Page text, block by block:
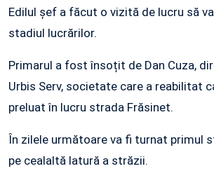
Edilul șef a făcut o vizită de lucru să
stadiul lucrărilor.
Primarul a fost însoțit de Dan Cuza,
Urbis Serv, societate care a reabilitat
preluat în lucru strada Frăsinet.
În zilele următoare va fi turnat primul
pe cealaltă latură a străzii.